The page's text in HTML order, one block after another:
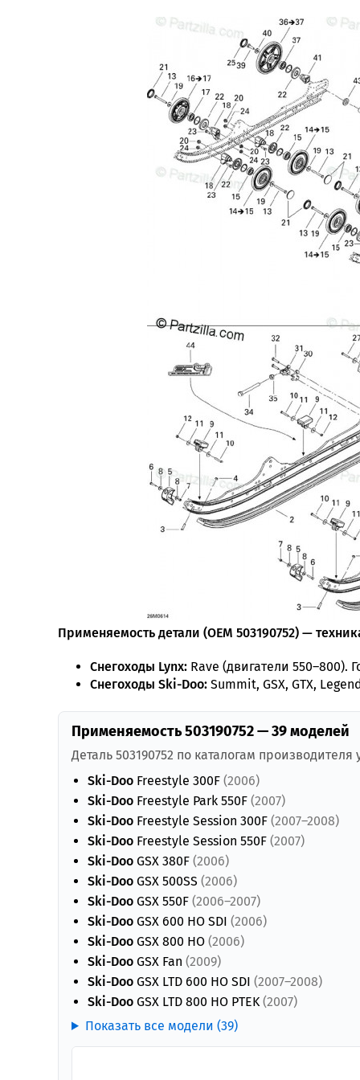
Применяемость детали (OEM 503190752) —
Снегоходы Lynx: Rave (двигатели 550–800).
Снегоходы Ski-Doo: Summit, GSX, GTX,
Применяемость 503190752 — 39 моделей
Деталь 503190752 по каталогам
Ski-Doo Freestyle 300F (2006)
Ski-Doo Freestyle Park 550F (2007)
Ski-Doo Freestyle Session 300F (2007–2008)
Ski-Doo Freestyle Session 550F (2007)
Ski-Doo GSX 380F (2006)
Ski-Doo GSX 500SS (2006)
Ski-Doo GSX 550F (2006–2007)
Ski-Doo GSX 600 HO SDI (2006)
Ski-Doo GSX 800 HO (2006)
Ski-Doo GSX Fan (2009)
Ski-Doo GSX LTD 600 HO SDI (2007–2008)
Ski-Doo GSX LTD 800 HO PTEK(2007)
Показать все модели (39)